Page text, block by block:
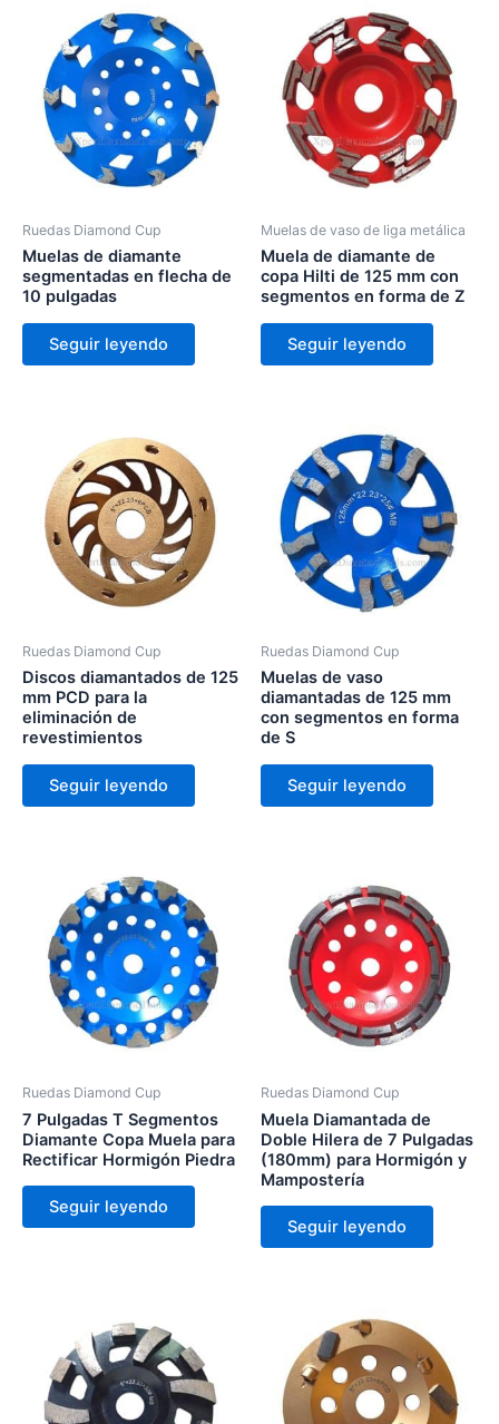
Ruedas Diamond Cup
Muelas de diamante
segmentadas en flecha de
10 pulgadas
Seguir leyendo
Muelas de vaso de liga metálica
Muela de diamante de
copa Hilti de 125 mm con
segmentos en forma de Z
Seguir leyendo
Ruedas Diamond Cup
Discos diamantados de 125
mm PCD para la
eliminación de
revestimientos
Seguir leyendo
Ruedas Diamond Cup
Muelas de vaso
diamantadas de 125 mm
con segmentos en forma
de S
Seguir leyendo
Ruedas Diamond Cup
7 Pulgadas T Segmentos
Diamante Copa Muela para
Rectificar Hormigón Piedra
Seguir leyendo
Ruedas Diamond Cup
Muela Diamantada de
Doble Hilera de 7 Pulgadas
(180mm) para Hormigón y
Mampostería
Seguir leyendo